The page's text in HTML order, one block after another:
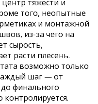
тяжести и
того, неопытные
и монтажной
из-за чего на
сырость,
расти плесень.
возможно только
шаг — от
финального